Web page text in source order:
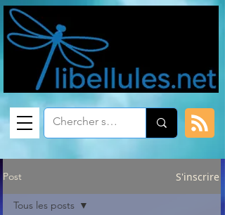
Post S'inscrire
Tous les posts